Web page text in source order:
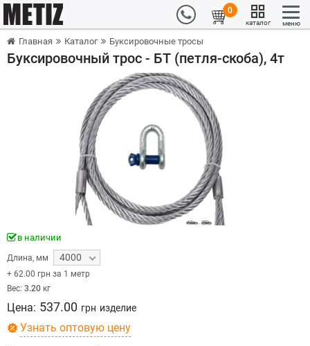
0
каталог меню
Главная Каталог Буксировочные тросы
Буксировочный трос - БТ (петля-скоба), 4т
в наличии
Длина, мм 4000
+ 62.00 грн за 1 метр
Вес: 3.20 кг
Цена: 537.00 грн изделие
Узнать оптовую цену